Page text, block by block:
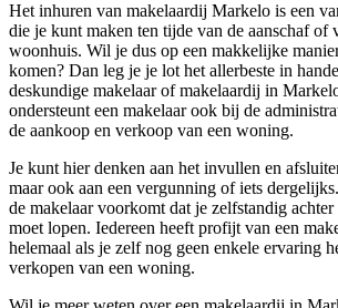
Het inhuren van makelaardij Markelo is een
die je kunt maken ten tijde van de aanschaf of
woonhuis. Wil je dus op een makkelijke
komen? Dan leg je je lot het allerbeste in
deskundige makelaar of makelaardij in
ondersteunt een makelaar ook bij de
de aankoop en verkoop van een woning.
Je kunt hier denken aan het invullen en
maar ook aan een vergunning of iets
de makelaar voorkomt dat je zelfstandig achter
moet lopen. Iedereen heeft profijt van een
helemaal als je zelf nog geen enkele ervaring
verkopen van een woning.